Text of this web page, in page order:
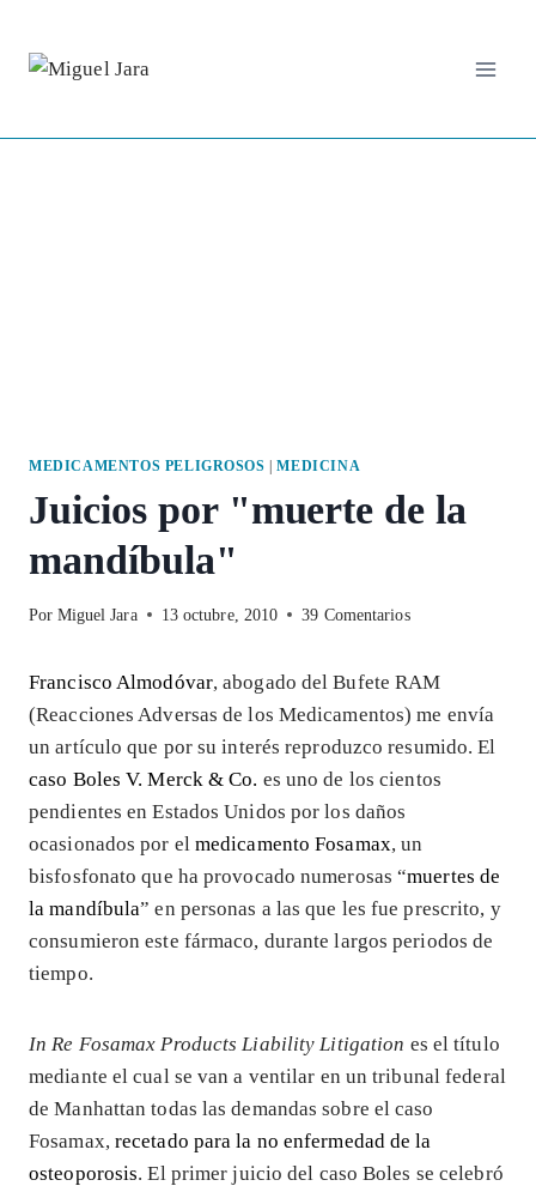
contenido
MEDICAMENTOS PELIGROSOS |MEDICINA
Juicios por "muerte de la
mandíbula"
Por Miguel Jara 13 octubre, 2010 39 Comentarios
Francisco Almodóvar, abogado del Bufete RAM
(Reacciones Adversas de los Medicamentos) me envía
un artículo que por su interés reproduzco resumido. El
caso Boles V. Merck & Co. es uno de los cientos
pendientes en Estados Unidos por los daños
ocasionados por el medicamento Fosamax, un
bisfosfonato que ha provocado numerosas “muertes de
la mandíbula” en personas a las que les fue prescrito, y
consumieron este fármaco, durante largos periodos de
tiempo.
In Re Fosamax Products Liability Litigation es el título
mediante el cual se van a ventilar en un tribunal federal
de Manhattan todas las demandas sobre el caso
Fosamax, recetado para la no enfermedad de la
osteoporosis. El primer juicio del caso Boles se celebró